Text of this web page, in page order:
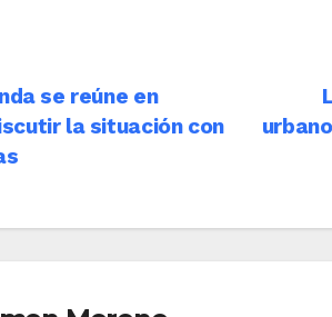
se reúne en
la situación con